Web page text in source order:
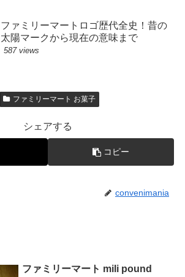
ファミリーマートロゴ歴代全史！昔の
太陽マークから現在の意味まで
587 views
ファミリーマート お菓子
シェアする
コピー
convenimania
ファミリーマート mili pound